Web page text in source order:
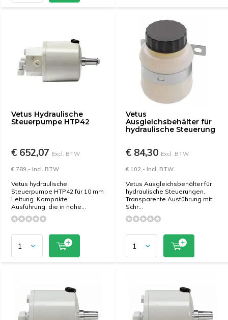
Vetus Hydraulische
Steuerpumpe HTP42
€ 652,07 Excl. BTW
€ 789,- Incl. BTW
Vetus hydraulische
Steuerpumpe HTP42 für 10 mm
Leitung. Kompakte
Ausführung, die in nahe...
Vetus
Ausgleichsbehälter für
hydraulische Steuerung
€ 84,30 Excl. BTW
€ 102,- Incl. BTW
Vetus Ausgleichsbehälter für
hydraulische Steuerungen.
Transparente Ausführung mit
Schr...